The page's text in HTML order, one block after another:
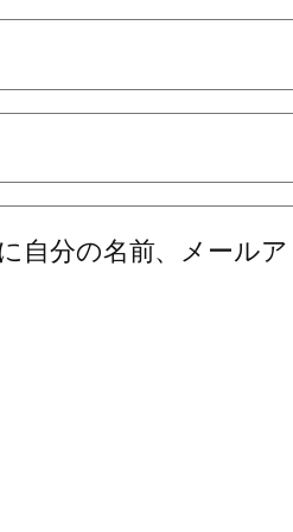
分の名前、メールア